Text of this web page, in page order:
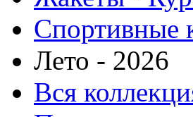
Спортивные
Лето - 2026
Вся